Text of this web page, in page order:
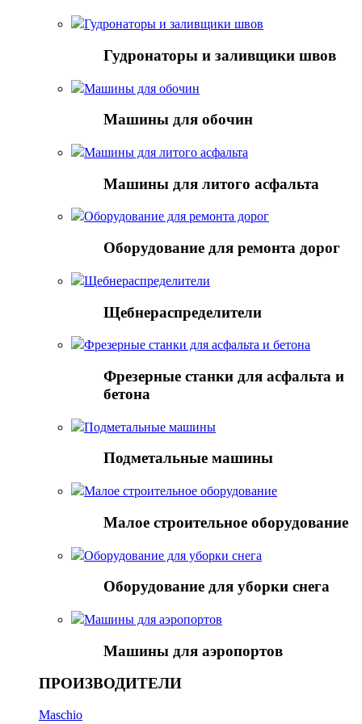
Гудронаторы и заливщики швов
Гудронаторы и заливщики швов
Машины для обочин
Машины для обочин
Машины для литого асфальта
Машины для литого асфальта
Оборудование для ремонта дорог
Оборудование для ремонта дорог
Щебнераспределители
Щебнераспределители
Фрезерные станки для асфальта и бетона
Фрезерные станки для асфальта и
бетона
Подметальные машины
Подметальные машины
Малое строительное оборудование
Малое строительное оборудование
Оборудование для уборки снега
Оборудование для уборки снега
Mашины для аэропортов
Mашины для аэропортов
ПРОИЗВОДИТЕЛИ
Maschio